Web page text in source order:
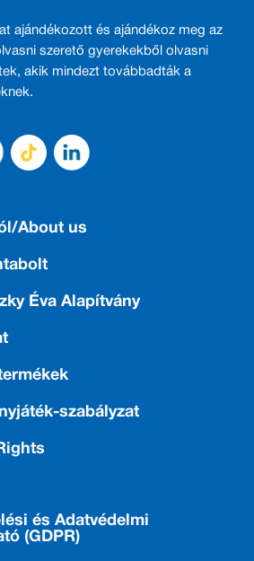
ajándékozott és ajándékoz meg az
szerető gyerekekből olvasni
akik mindezt továbbadták a
About us
Éva Alapítvány
szabályzat
és Adatvédelmi
(GDPR)